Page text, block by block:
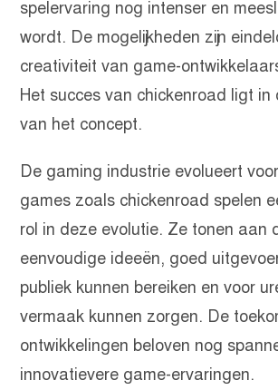
spelervaring nog intenser en
wordt. De mogelijkheden zijn
creativiteit van game-
Het succes van chickenroad ligt in
van het concept.
De gaming industrie evolueert
games zoals chickenroad spelen
rol in deze evolutie. Ze tonen aan
eenvoudige ideeën, goed
publiek kunnen bereiken en voor
vermaak kunnen zorgen. De
ontwikkelingen beloven nog
innovatievere game-ervaringen.